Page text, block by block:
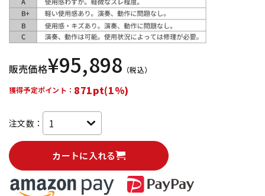
販売価格¥95,898 （税込）
獲得予定ポイント： 871pt(1%)
注文数：
カートに入れる